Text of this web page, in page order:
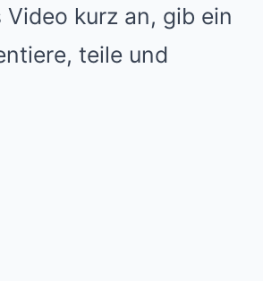
Video kurz an, gib ein
teile und